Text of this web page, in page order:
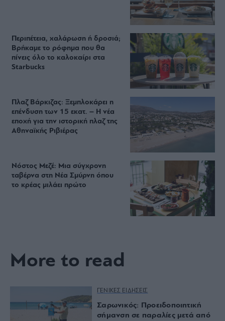
Περιπέτεια, χαλάρωση ή δροσιά;
Βρήκαμε το ρόφημα που θα
πίνεις όλο το καλοκαίρι στα
Starbucks
Πλαζ Βάρκιζας: Ξεμπλοκάρει η
επένδυση των 15 εκατ. – Η νέα
εποχή για την ιστορική πλαζ της
Αθηναϊκής Ριβιέρας
Νόστος Μεζέ: Μια σύγχρονη
ταβέρνα στη Νέα Σμύρνη όπου
το κρέας μιλάει πρώτο
More to read
ΓΕΝΙΚΕΣ ΕΙΔΗΣΕΙΣ
Σαρωνικός: Προειδοποιητική
σήμανση σε παραλίες μετά από